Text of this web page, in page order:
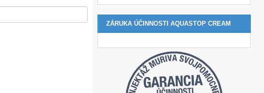
ZÁRUKA ÚČINNOSTI AQUASTOP CREAM